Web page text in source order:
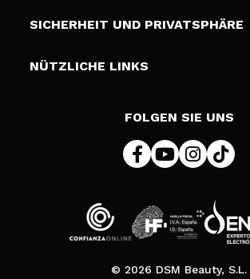
Geschenkkarten
Liefer- und Versandkosten
Zahlung
SICHERHEIT UND PRIVATSPHÄRE
Bedingungen und Datenschutz
NÜTZLICHE LINKS
FOLGEN SIE UNS
© 2026 DSM Beauty, S.L.